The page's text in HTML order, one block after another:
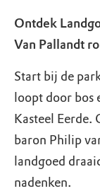
Ontdek
Van Pallandt
Start bij de
loopt door bos
Kasteel Eerde.
baron Philip
landgoed
nadenken.